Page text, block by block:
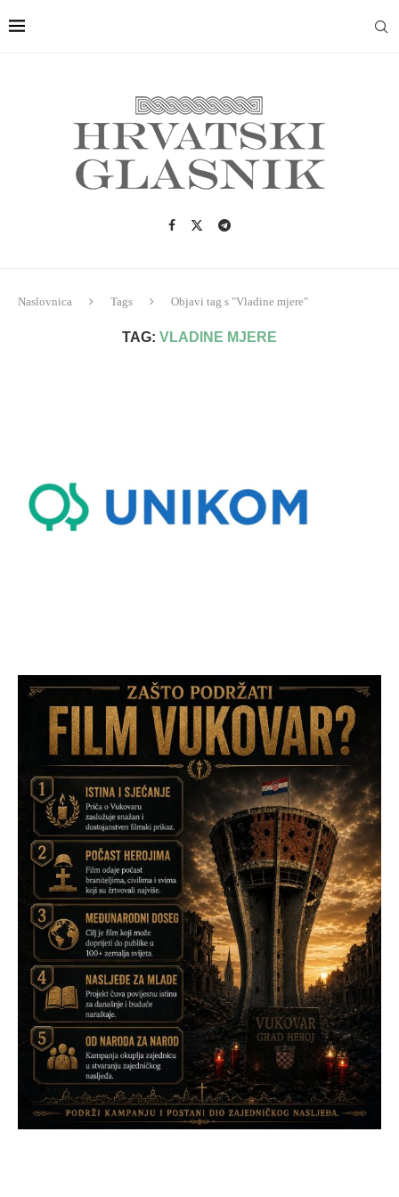
Naslovnica Tags Objavi tag s "Vladine mjere"
TAG: VLADINE MJERE